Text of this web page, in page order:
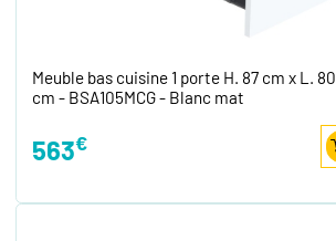
Meuble bas cuisine 1 porte H. 87 cm x L. 80
cm - BSA105MCG - Blanc mat
563€